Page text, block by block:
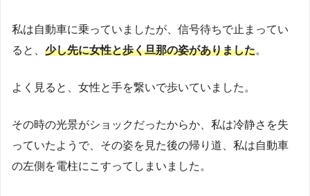
私は自動車に乗っていましたが、信号待ちで止まってい
ると、 少し先に女性と歩く旦那の姿がありました。
よく見ると、女性と手を繋いで歩いていました。
その時の光景がショックだったからか、私は冷静さを失
っていたようで、その姿を見た後の帰り道、私は自動車
の左側を電柱にこすってしまいました。